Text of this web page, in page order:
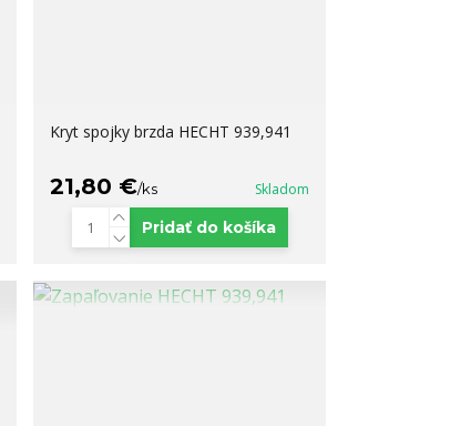
Kryt spojky brzda HECHT 939,941
21,80 €/ks Skladom
Pridať do košíka